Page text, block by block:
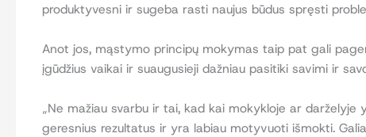
produktyvesni ir sugeba rasti naujus būdus spręsti
Anot jos, mąstymo principų mokymas taip pat gali
įgūdžius vaikai ir suaugusieji dažniau pasitiki savimi ir
„Ne mažiau svarbu ir tai, kad kai mokykloje ar
geresnius rezultatus ir yra labiau motyvuoti išmokti.